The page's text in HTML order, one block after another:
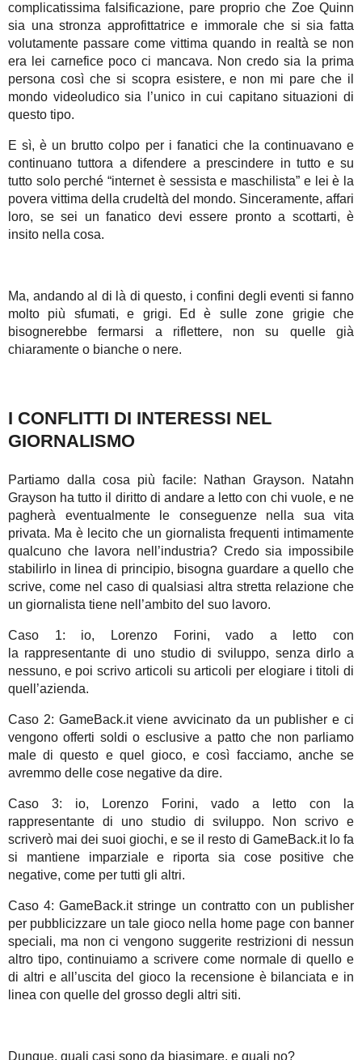
complicatissima falsificazione, pare proprio che Zoe Quinn
sia una stronza approfittatrice e immorale che si sia fatta
volutamente passare come vittima quando in realtà se non
era lei carnefice poco ci mancava. Non credo sia la prima
persona così che si scopra esistere, e non mi pare che il
mondo videoludico sia l’unico in cui capitano situazioni di
questo tipo.
E sì, è un brutto colpo per i fanatici che la continuavano e
continuano tuttora a difendere a prescindere in tutto e su
tutto solo perché “internet è sessista e maschilista” e lei è la
povera vittima della crudeltà del mondo. Sinceramente, affari
loro, se sei un fanatico devi essere pronto a scottarti, è
insito nella cosa.
Ma, andando al di là di questo, i confini degli eventi si fanno
molto più sfumati, e grigi. Ed è sulle zone grigie che
bisognerebbe fermarsi a riflettere, non su quelle già
chiaramente o bianche o nere.
I CONFLITTI DI INTERESSI NEL
GIORNALISMO
Partiamo dalla cosa più facile: Nathan Grayson. Natahn
Grayson ha tutto il diritto di andare a letto con chi vuole, e ne
pagherà eventualmente le conseguenze nella sua vita
privata. Ma è lecito che un giornalista frequenti intimamente
qualcuno che lavora nell’industria? Credo sia impossibile
stabilirlo in linea di principio, bisogna guardare a quello che
scrive, come nel caso di qualsiasi altra stretta relazione che
un giornalista tiene nell’ambito del suo lavoro.
Caso 1: io, Lorenzo Forini, vado a letto con
la rappresentante di uno studio di sviluppo, senza dirlo a
nessuno, e poi scrivo articoli su articoli per elogiare i titoli di
quell’azienda.
Caso 2: GameBack.it viene avvicinato da un publisher e ci
vengono offerti soldi o esclusive a patto che non parliamo
male di questo e quel gioco, e così facciamo, anche se
avremmo delle cose negative da dire.
Caso 3: io, Lorenzo Forini, vado a letto con la
rappresentante di uno studio di sviluppo. Non scrivo e
scriverò mai dei suoi giochi, e se il resto di GameBack.it lo fa
si mantiene imparziale e riporta sia cose positive che
negative, come per tutti gli altri.
Caso 4: GameBack.it stringe un contratto con un publisher
per pubblicizzare un tale gioco nella home page con banner
speciali, ma non ci vengono suggerite restrizioni di nessun
altro tipo, continuiamo a scrivere come normale di quello e
di altri e all’uscita del gioco la recensione è bilanciata e in
linea con quelle del grosso degli altri siti.
Dunque, quali casi sono da biasimare, e quali no?